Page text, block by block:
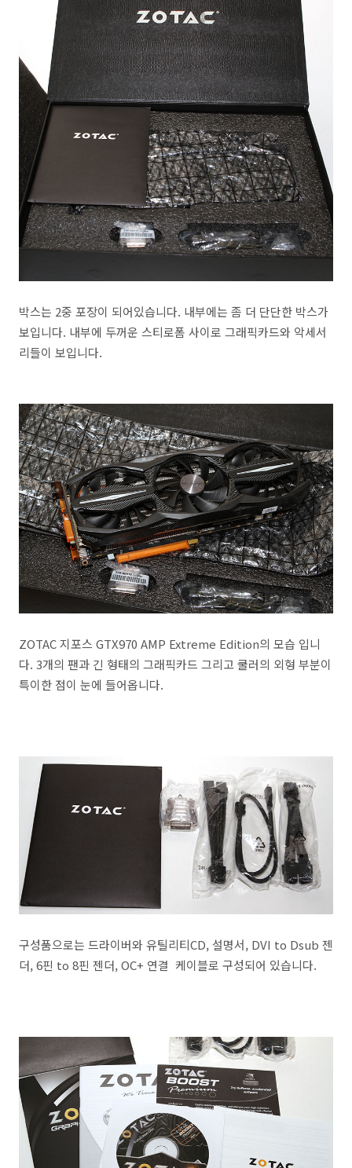
박스는 2중 포장이 되어있습니다. 내부에는 좀 더 단단한 박스가
보입니다. 내부에 두꺼운 스티로폼 사이로 그래픽카드와 악세서
리들이 보입니다.
ZOTAC 지포스 GTX970 AMP Extreme Edition의 모습 입니
다. 3개의 팬과 긴 형태의 그래픽카드 그리고 쿨러의 외형 부분이
특이한 점이 눈에 들어옵니다.
구성품으로는 드라이버와 유틸리티CD, 설명서, DVI to Dsub 젠
더, 6핀 to 8핀 젠더, OC+ 연결 케이블로 구성되어 있습니다.